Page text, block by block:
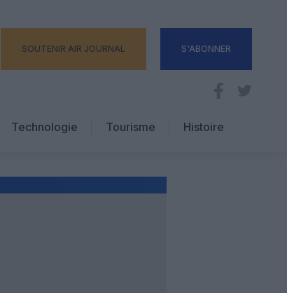
SOUTENIR AIR JOURNAL S'ABONNER
Technologie
Tourisme
Hôtellerie
Histoire